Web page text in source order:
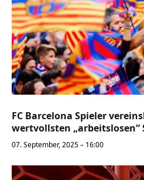
FC Barcelona Spieler
wertvollsten „arbeitslosen“
07. September, 2025 – 16:00